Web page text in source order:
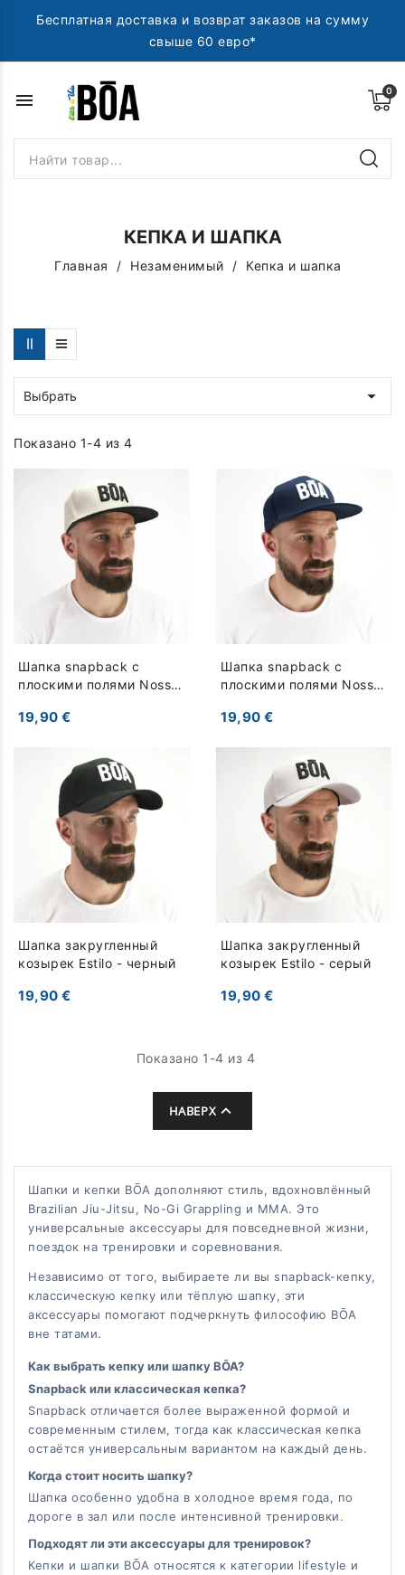
Бесплатная доставка и возврат заказов на сумму
свыше 60 евро*
menu
КЕПКА И ШАПКА
Главная Незаменимый Кепка и шапка
Выбрать 
Показано 1-4 из 4
Шапка snapback с
плоскими полями Nosso
19,90 €
Шапка snapback с
плоскими полями Nosso
19,90 €
Шапка закругленный
козырек Estilo - черный
19,90 €
Шапка закругленный
козырек Estilo - серый
19,90 €
Показано 1-4 из 4
НАВЕРХ 
Шапки и кепки BŌA дополняют стиль, вдохновлённый
Brazilian Jiu-Jitsu, No-Gi Grappling и MMA. Это
универсальные аксессуары для повседневной жизни,
поездок на тренировки и соревнования.
Независимо от того, выбираете ли вы snapback-кепку,
классическую кепку или тёплую шапку, эти
аксессуары помогают подчеркнуть философию BŌA
вне татами.
Как выбрать кепку или шапку BŌA?
Snapback или классическая кепка?
Snapback отличается более выраженной формой и
современным стилем, тогда как классическая кепка
остаётся универсальным вариантом на каждый день.
Когда стоит носить шапку?
Шапка особенно удобна в холодное время года, по
дороге в зал или после интенсивной тренировки.
Подходят ли эти аксессуары для тренировок?
Кепки и шапки BŌA относятся к категории lifestyle и